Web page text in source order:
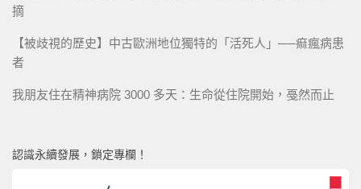
摘
【被歧視的歷史】中古歐洲地位獨特的「活死人」──痲瘋病患
者
我朋友住在精神病院 3000 多天：生命從住院開始，戞然而止
認識永續發展，鎖定專欄！